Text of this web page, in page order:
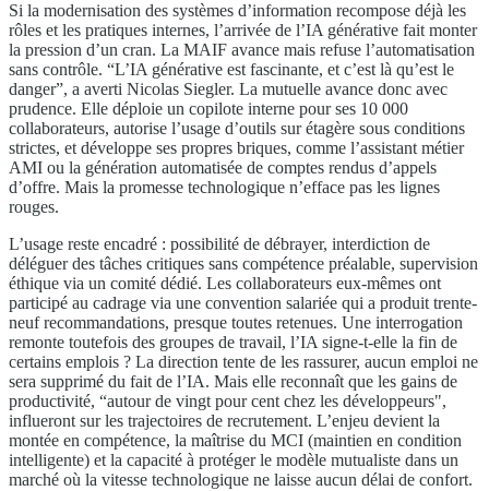
Si la modernisation des systèmes d’information recompose déjà les
rôles et les pratiques internes, l’arrivée de l’IA générative fait monter
la pression d’un cran. La MAIF avance mais refuse l’automatisation
sans contrôle. “L’IA générative est fascinante, et c’est là qu’est le
danger”, a averti Nicolas Siegler. La mutuelle avance donc avec
prudence. Elle déploie un copilote interne pour ses 10 000
collaborateurs, autorise l’usage d’outils sur étagère sous conditions
strictes, et développe ses propres briques, comme l’assistant métier
AMI ou la génération automatisée de comptes rendus d’appels
d’offre. Mais la promesse technologique n’efface pas les lignes
rouges.
L’usage reste encadré : possibilité de débrayer, interdiction de
déléguer des tâches critiques sans compétence préalable, supervision
éthique via un comité dédié. Les collaborateurs eux-mêmes ont
participé au cadrage via une convention salariée qui a produit trente-
neuf recommandations, presque toutes retenues. Une interrogation
remonte toutefois des groupes de travail, l’IA signe-t-elle la fin de
certains emplois ? La direction tente de les rassurer, aucun emploi ne
sera supprimé du fait de l’IA. Mais elle reconnaît que les gains de
productivité, “autour de vingt pour cent chez les développeurs",
influeront sur les trajectoires de recrutement. L’enjeu devient la
montée en compétence, la maîtrise du MCI (maintien en condition
intelligente) et la capacité à protéger le modèle mutualiste dans un
marché où la vitesse technologique ne laisse aucun délai de confort.